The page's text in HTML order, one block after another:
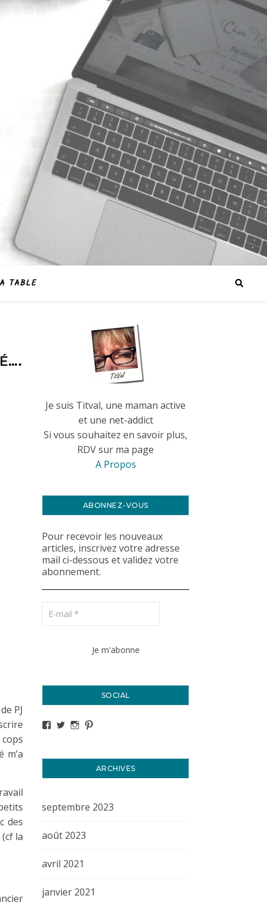
A TABLE
PJ
m’a
des
la
Je suis Titval, une maman active
et une net-addict
Si vous souhaitez en savoir plus,
RDV sur ma page
A Propos
ABONNEZ-VOUS
Pour recevoir les nouveaux
articles, inscrivez votre adresse
mail ci-dessous et validez votre
abonnement.
SOCIAL
Voir le profil de titval35 sur Facebook
Voir le profil de titval35 sur Twitter
Voir le profil de titval35 sur Instagram
ARCHIVES
septembre 2023
août 2023
avril 2021
janvier 2021